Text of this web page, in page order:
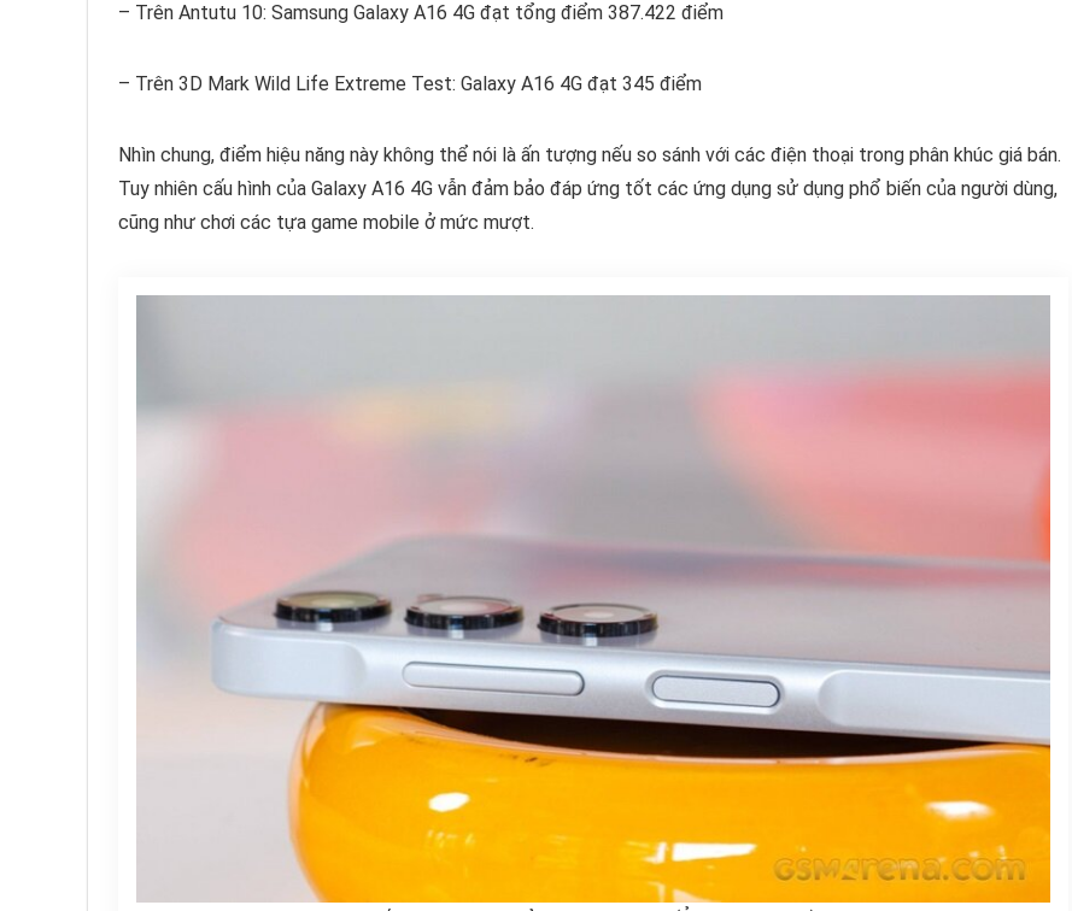
– Trên Antutu 10: Samsung Galaxy A16 4G đạt tổng điểm 387.422 điểm
– Trên 3D Mark Wild Life Extreme Test: Galaxy A16 4G đạt 345 điểm
Nhìn chung, điểm hiệu năng này không thể nói là ấn tượng nếu so sánh với các điện thoại trong phân khúc giá bán.
Tuy nhiên cấu hình của Galaxy A16 4G vẫn đảm bảo đáp ứng tốt các ứng dụng sử dụng phổ biến của người dùng,
cũng như chơi các tựa game mobile ở mức mượt.